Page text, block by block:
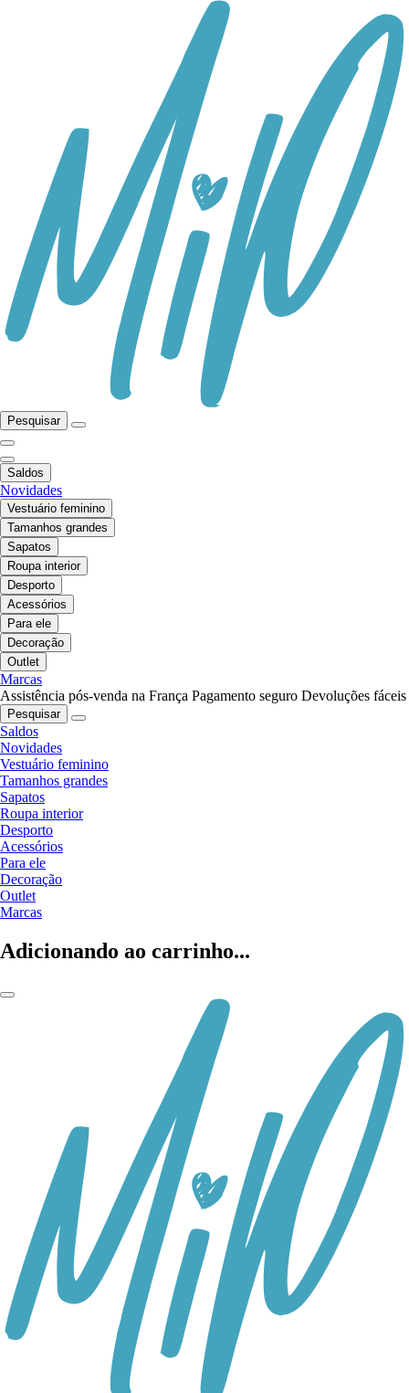
Pesquisar
Saldos
Novidades
Vestuário feminino
Tamanhos grandes
Sapatos
Roupa interior
Desporto
Acessórios
Para ele
Decoração
Outlet
Marcas
Assistência pós-venda na França Pagamento seguro Devoluções fáceis
Pesquisar
Saldos
Novidades
Vestuário feminino
Tamanhos grandes
Sapatos
Roupa interior
Desporto
Acessórios
Para ele
Decoração
Outlet
Marcas
Adicionando ao carrinho...